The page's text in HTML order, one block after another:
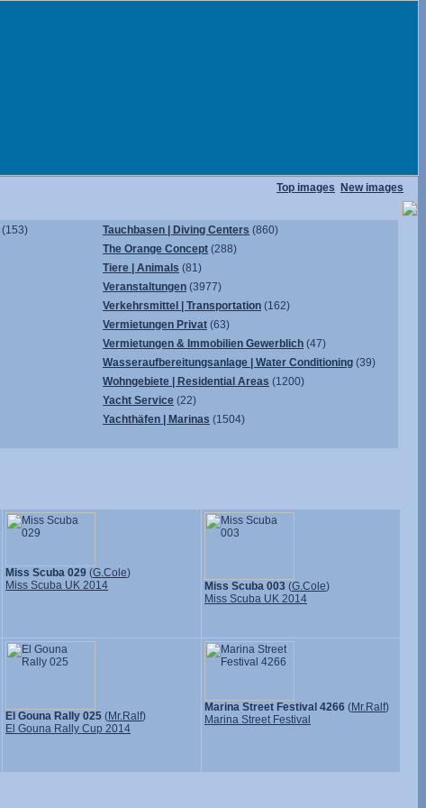
Top images
New images
(153)
Tauchbasen | Diving Centers (860)
The Orange Concept (288)
Tiere | Animals (81)
Veranstaltungen (3977)
Verkehrsmittel | Transportation (162)
Vermietungen Privat (63)
Vermietungen & Immobilien Gewerblich (47)
Wasseraufbereitungsanlage | Water Conditioning (39)
Wohngebiete | Residential Areas (1200)
Yacht Service (22)
Yachthäfen | Marinas (1504)
Miss Scuba 029 (G.Cole)
Miss Scuba UK 2014
Miss Scuba 003 (G.Cole)
Miss Scuba UK 2014
El Gouna Rally 025 (Mr.Ralf)
El Gouna Rally Cup 2014
Marina Street Festival 4266 (Mr.Ralf)
Marina Street Festival